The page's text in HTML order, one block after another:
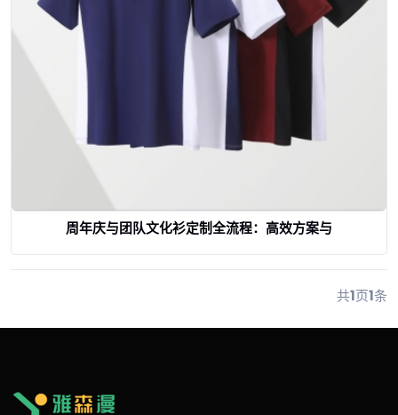
周年庆与团队文化衫定制全流程：高效方案与
共1页1条